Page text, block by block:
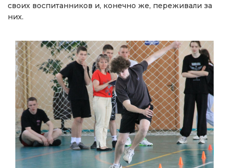
своих воспитанников и, конечно же, переживали за
них.